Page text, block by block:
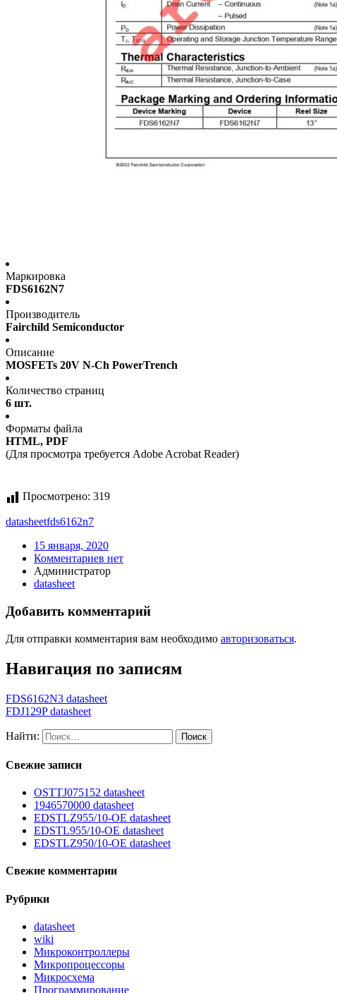
Маркировка
FDS6162N7
Производитель
Fairchild Semiconductor
Описание
MOSFETs 20V N-Ch PowerTrench
Количество страниц
6 шт.
Форматы файла
HTML, PDF
(Для просмотра требуется Adobe Acrobat Reader)
Просмотрено: 319
datasheetfds6162n7
15 января, 2020
Комментариев нет
Администратор
datasheet
Добавить комментарий
Для отправки комментария вам необходимо авторизоваться.
Навигация по записям
FDS6162N3 datasheet
FDJ129P datasheet
Найти:
Свежие записи
OSTTJ075152 datasheet
1946570000 datasheet
EDSTLZ955/10-OE datasheet
EDSTL955/10-OE datasheet
EDSTLZ950/10-OE datasheet
Свежие комментарии
Рубрики
datasheet
wiki
Микроконтроллеры
Микропроцессоры
Микросхема
Программирование